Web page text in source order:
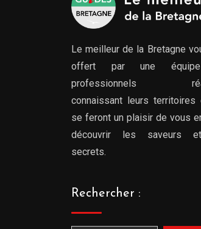
Le meilleur de la Bretagne
offert par une
professionnels
connaissant leurs territoires
se feront un plaisir de vous
découvrir les saveurs
secrets.
Rechercher :